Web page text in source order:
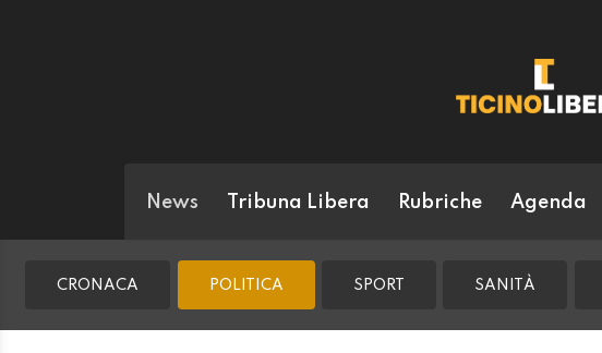
News Tribuna Libera Rubriche Agenda
CRONACA POLITICA SPORT SANITÀ